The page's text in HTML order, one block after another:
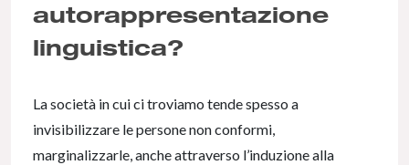
autorappresentazione
linguistica?
La società in cui ci troviamo tende spesso a
invisibilizzare le persone non conformi,
marginalizzarle, anche attraverso l’induzione alla